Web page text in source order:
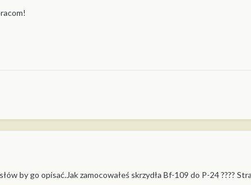
by go opisać.Jak zamocowałeś skrzydła Bf-109 do P-24 ????